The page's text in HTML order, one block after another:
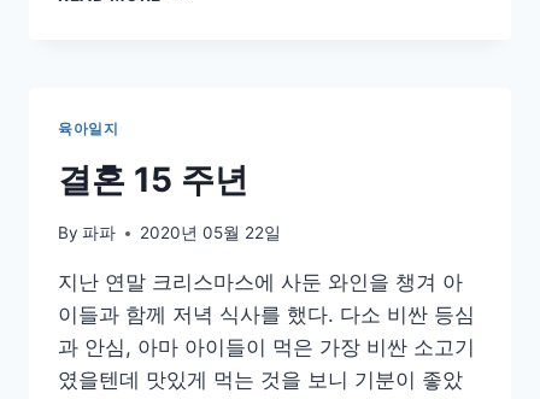
육아일지
결혼 15 주년
By 파파 2020년 05월 22일
지난 연말 크리스마스에 사둔 와인을 챙겨 아
이들과 함께 저녁 식사를 했다. 다소 비싼 등심
과 안심, 아마 아이들이 먹은 가장 비싼 소고기
였을텐데 맛있게 먹는 것을 보니 기분이 좋았